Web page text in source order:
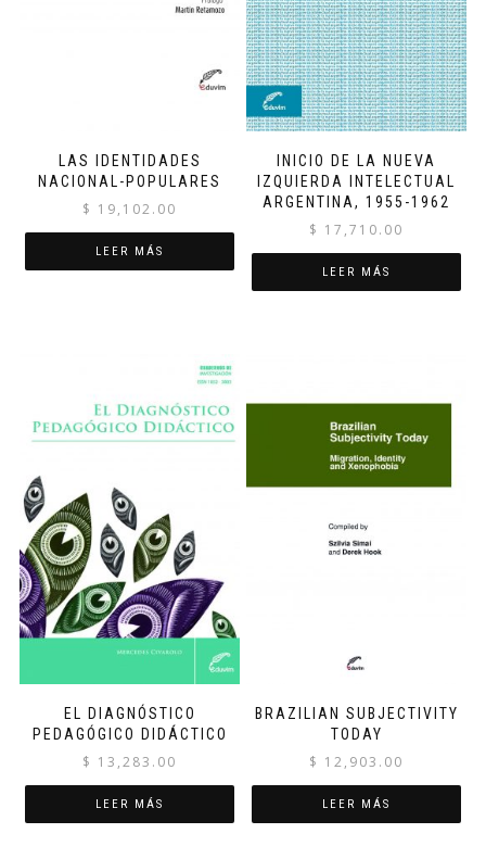
LAS IDENTIDADES
NACIONAL-POPULARES
$ 19,102.00
LEER MÁS
INICIO DE LA NUEVA
IZQUIERDA INTELECTUAL
ARGENTINA, 1955-1962
$ 17,710.00
LEER MÁS
EL DIAGNÓSTICO
PEDAGÓGICO DIDÁCTICO
$ 13,283.00
LEER MÁS
BRAZILIAN SUBJECTIVITY
TODAY
$ 12,903.00
LEER MÁS